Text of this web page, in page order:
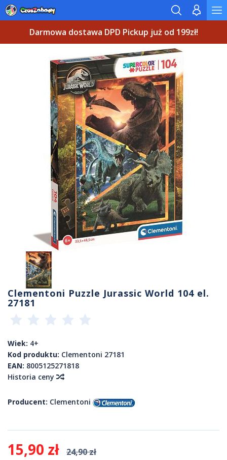
Darmowa dostawa DPD Pickup już od 199zł!
Clementoni Puzzle Jurassic World 104 el.
27181
Wiek: 4+
Kod produktu: Clementoni 27181
EAN: 8005125271818
Historia ceny
Producent: Clementoni
15,90 zł
24,90 zł